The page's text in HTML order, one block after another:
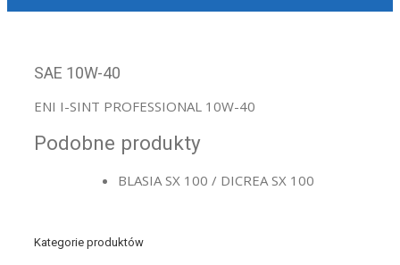
SAE 10W-40
ENI I-SINT PROFESSIONAL 10W-40
Podobne produkty
BLASIA SX 100 / DICREA SX 100
Kategorie produktów